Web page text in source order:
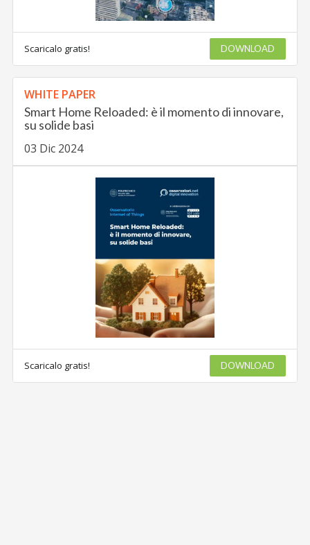
Scaricalo gratis! DOWNLOAD
WHITE PAPER
Smart Home Reloaded: è il momento di innovare,
su solide basi
03 Dic 2024
Scaricalo gratis! DOWNLOAD